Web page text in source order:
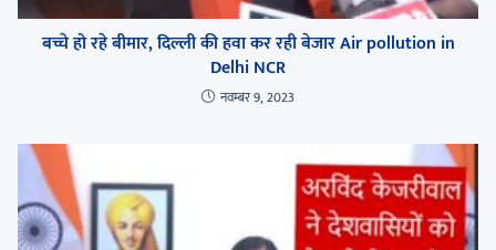
बच्चे हो रहे बीमार, दिल्ली की हवा कर रही बेजार Air pollution in
Delhi NCR
नवम्बर 9, 2023